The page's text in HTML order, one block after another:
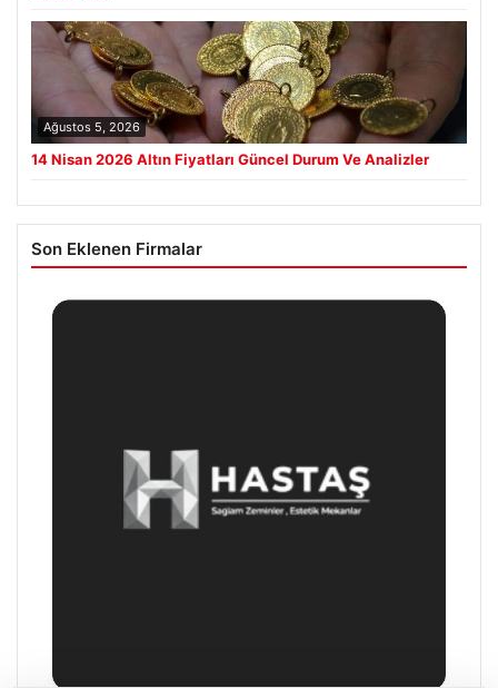
Ağustos 5, 2026
14 Nisan 2026 Altın Fiyatları Güncel Durum Ve Analizler
Son Eklenen Firmalar